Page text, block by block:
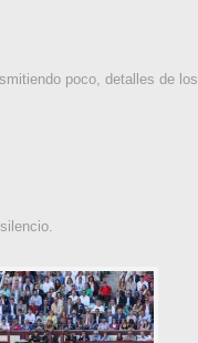
poco, detalles de los